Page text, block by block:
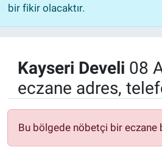
bir fikir olacaktır.
Kayseri Develi 08
eczane adres,
Bu bölgede nöbetçi bir eczane